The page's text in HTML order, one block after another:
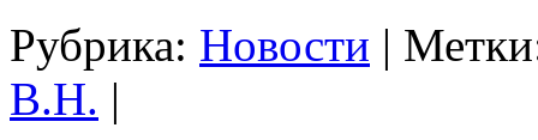
Рубрика: Новости |
В.Н. |